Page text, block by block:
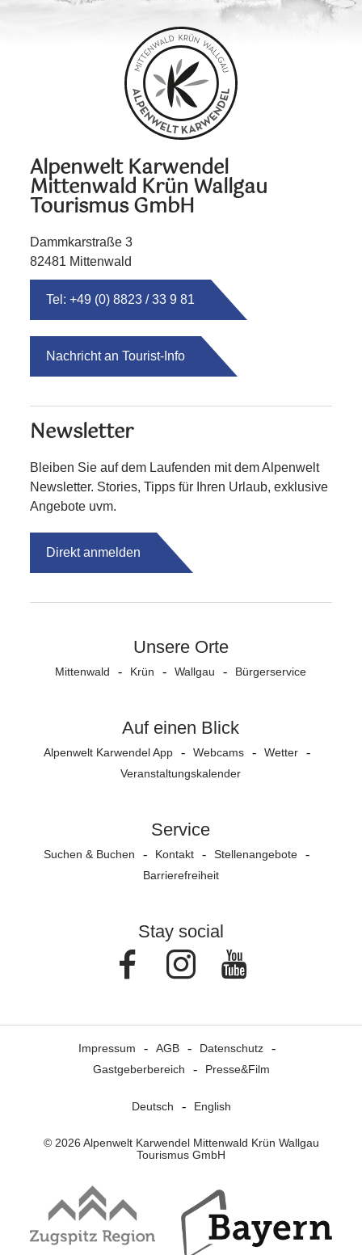
Alpenwelt Karwendel
Mittenwald Krün Wallgau
Tourismus GmbH
Dammkarstraße 3
82481 Mittenwald
Tel: +49 (0) 8823 / 33 9 81
Nachricht an Tourist-Info
Newsletter
Bleiben Sie auf dem Laufenden mit dem Alpenwelt
Newsletter. Stories, Tipps für Ihren Urlaub, exklusive
Angebote uvm.
Direkt anmelden
Unsere Orte
Mittenwald Krün Wallgau Bürgerservice
Auf einen Blick
Alpenwelt Karwendel App Webcams
Wetter
Veranstaltungs­kalender
Service
Suchen & Buchen Kontakt
Stellenangebote
Barrierefreiheit
Stay social
FacebookInstagram
Impressum AGB
Datenschutz
Gastgeberbereich
Presse&Film
Deutsch English
© 2026 Alpenwelt Karwendel Mittenwald Krün Wallgau
Tourismus GmbH